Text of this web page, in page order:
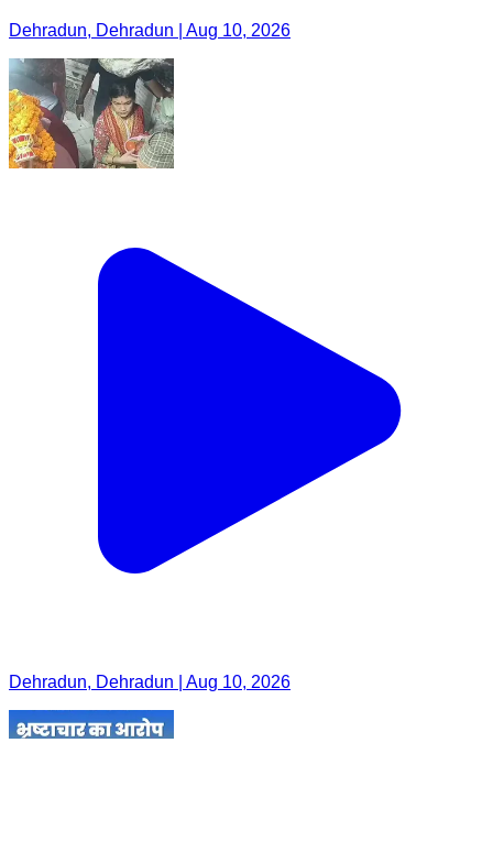
Dehradun, Dehradun | Aug 10, 2026
Dehradun, Dehradun | Aug 10, 2026